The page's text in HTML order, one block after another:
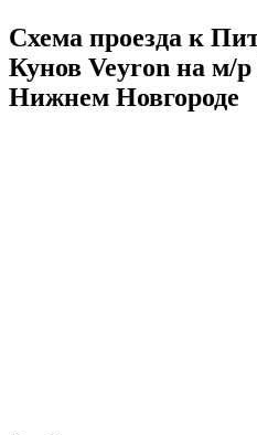
Схема проезда к
Кунов Veyron на м/
Нижнем Новгороде